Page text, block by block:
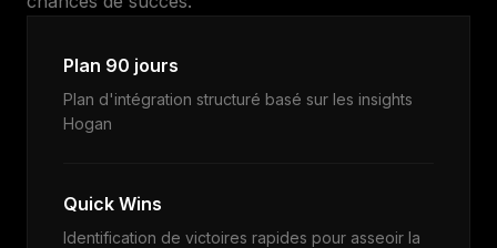
Plan 90 jours
Plan d'intégration structuré basé sur les insights
Hogan
Quick Wins
Identification de victoires rapides pour asseoir la